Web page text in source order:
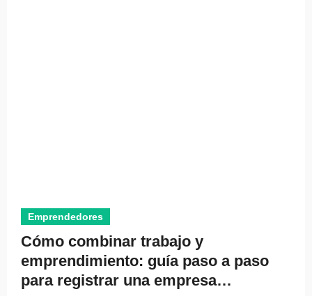
Emprendedores
Cómo combinar trabajo y
emprendimiento: guía paso a paso
para registrar una empresa